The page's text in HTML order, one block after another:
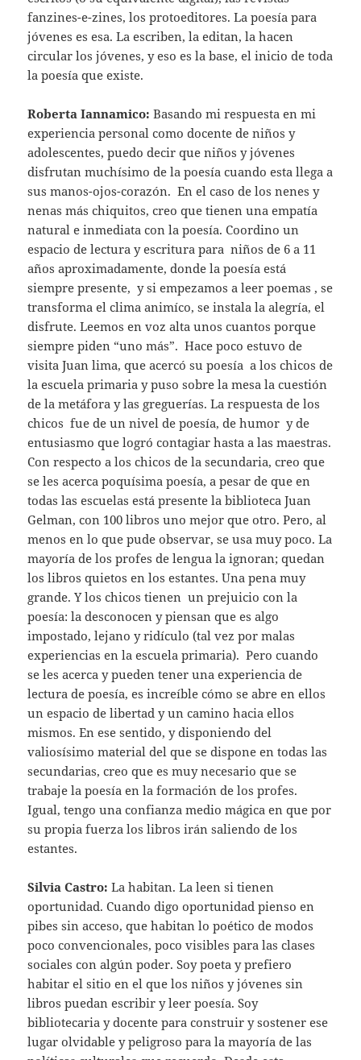
fanzines-e-zines, los protoeditores. La poesía para
jóvenes es esa. La escriben, la editan, la hacen
circular los jóvenes, y eso es la base, el inicio de toda
la poesía que existe.
Roberta Iannamico:Basando mi respuesta en mi
experiencia personal como docente de niños y
adolescentes, puedo decir que niños y jóvenes
disfrutan muchísimo de la poesía cuando esta llega a
sus manos-ojos-corazón. En el caso de los nenes y
nenas más chiquitos, creo que tienen una empatía
natural e inmediata con la poesía. Coordino un
espacio de lectura y escritura para niños de 6 a 11
años aproximadamente, donde la poesía está
siempre presente, y si empezamos a leer poemas , se
transforma el clima animíco, se instala la alegría, el
disfrute. Leemos en voz alta unos cuantos porque
siempre piden “uno más”. Hace poco estuvo de
visita Juan lima, que acercó su poesía a los chicos de
la escuela primaria y puso sobre la mesa la cuestión
de la metáfora y las greguerías. La respuesta de los
chicos fue de un nivel de poesía, de humor y de
entusiasmo que logró contagiar hasta a las maestras.
Con respecto a los chicos de la secundaria, creo que
se les acerca poquísima poesía, a pesar de que en
todas las escuelas está presente la biblioteca Juan
Gelman, con 100 libros uno mejor que otro. Pero, al
menos en lo que pude observar, se usa muy poco. La
mayoría de los profes de lengua la ignoran; quedan
los libros quietos en los estantes. Una pena muy
grande. Y los chicos tienen un prejuicio con la
poesía: la desconocen y piensan que es algo
impostado, lejano y ridículo (tal vez por malas
experiencias en la escuela primaria). Pero cuando
se les acerca y pueden tener una experiencia de
lectura de poesía, es increíble cómo se abre en ellos
un espacio de libertad y un camino hacia ellos
mismos. En ese sentido, y disponiendo del
valiosísimo material del que se dispone en todas las
secundarias, creo que es muy necesario que se
trabaje la poesía en la formación de los profes.
Igual, tengo una confianza medio mágica en que por
su propia fuerza los libros irán saliendo de los
estantes.
Silvia Castro:La habitan. La leen si tienen
oportunidad. Cuando digo oportunidad pienso en
pibes sin acceso, que habitan lo poético de modos
poco convencionales, poco visibles para las clases
sociales con algún poder. Soy poeta y prefiero
habitar el sitio en el que los niños y jóvenes sin
libros puedan escribir y leer poesía. Soy
bibliotecaria y docente para construir y sostener ese
lugar olvidable y peligroso para la mayoría de las